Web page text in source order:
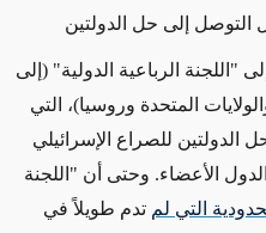
التوصل إلى حل الدولتين
"اللجنة الرباعية الدولية" (إلى
المتحدة وروسيا)، التي
لتحقيق حل الدولتين للصراع الإسرائيلي
الأعضاء. وحتى أن "اللجنة
التي لم تدم طويلاًفي